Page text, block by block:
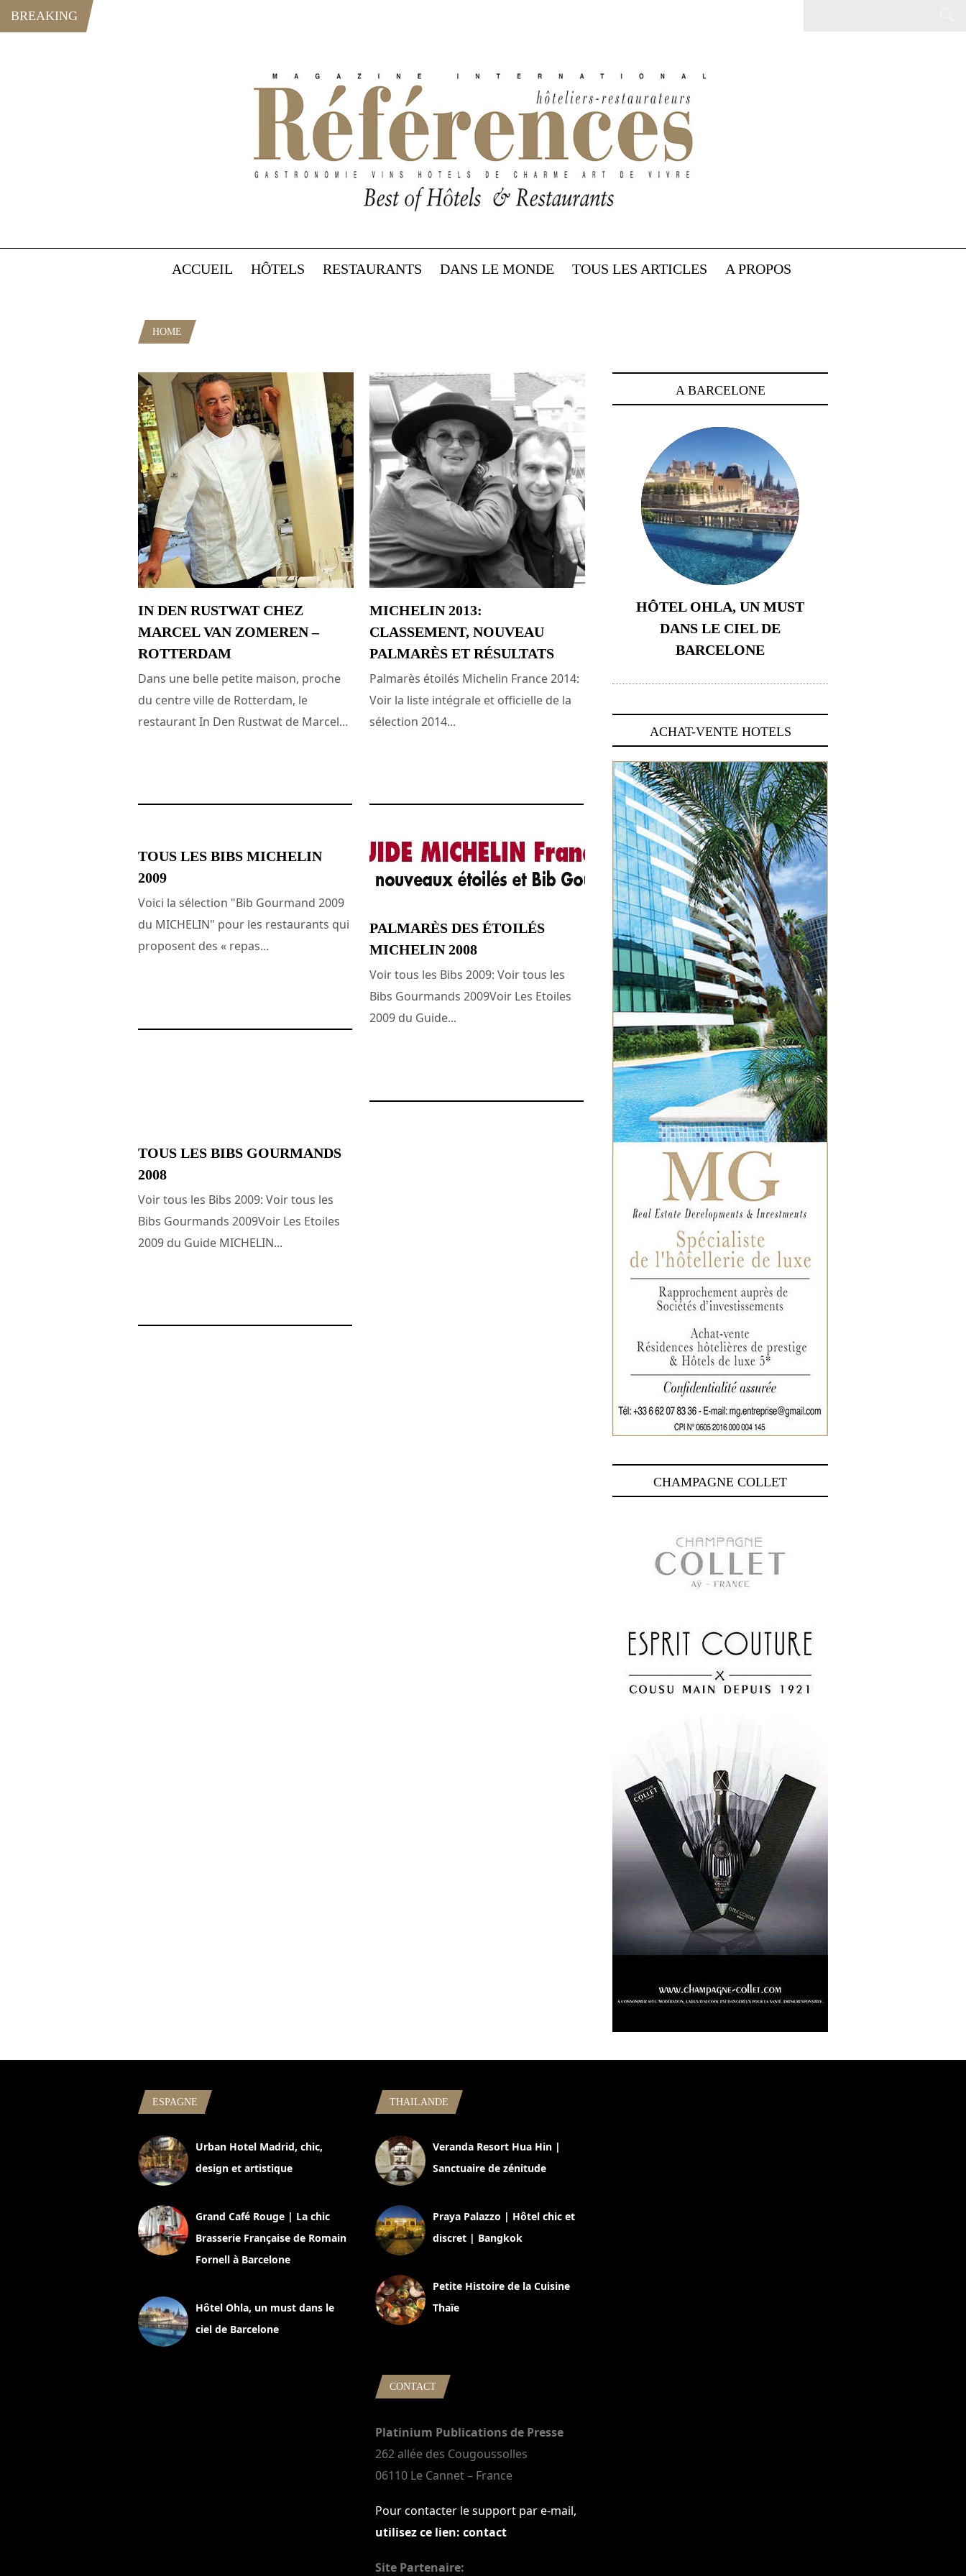
BREAKING
ACCUEIL HÔTELS RESTAURANTS DANS LE MONDE TOUS LES ARTICLES A PROPOS
HOME
IN DEN RUSTWAT CHEZ
MARCEL VAN ZOMEREN –
ROTTERDAM
Dans une belle petite maison, proche
du centre ville de Rotterdam, le
restaurant In Den Rustwat de Marcel...
MICHELIN 2013:
CLASSEMENT, NOUVEAU
PALMARÈS ET RÉSULTATS
Palmarès étoilés Michelin France 2014:
Voir la liste intégrale et officielle de la
sélection 2014...
TOUS LES BIBS MICHELIN
2009
Voici la sélection "Bib Gourmand 2009
du MICHELIN" pour les restaurants qui
proposent des « repas...
PALMARÈS DES ÉTOILÉS
MICHELIN 2008
Voir tous les Bibs 2009: Voir tous les
Bibs Gourmands 2009Voir Les Etoiles
2009 du Guide...
TOUS LES BIBS GOURMANDS
2008
Voir tous les Bibs 2009: Voir tous les
Bibs Gourmands 2009Voir Les Etoiles
2009 du Guide MICHELIN...
A BARCELONE
HÔTEL OHLA, UN MUST
DANS LE CIEL DE
BARCELONE
ACHAT-VENTE HOTELS
CHAMPAGNE COLLET
ESPAGNE
Urban Hotel Madrid, chic,
design et artistique
Grand Café Rouge | La chic
Brasserie Française de Romain
Fornell à Barcelone
Hôtel Ohla, un must dans le
ciel de Barcelone
THAILANDE
Veranda Resort Hua Hin |
Sanctuaire de zénitude
Praya Palazzo | Hôtel chic et
discret | Bangkok
Petite Histoire de la Cuisine
Thaïe
CONTACT
Platinium Publications de Presse
262 allée des Cougoussolles
06110 Le Cannet – France
Pour contacter le support par e-mail,
utilisez ce lien: contact
Site Partenaire: